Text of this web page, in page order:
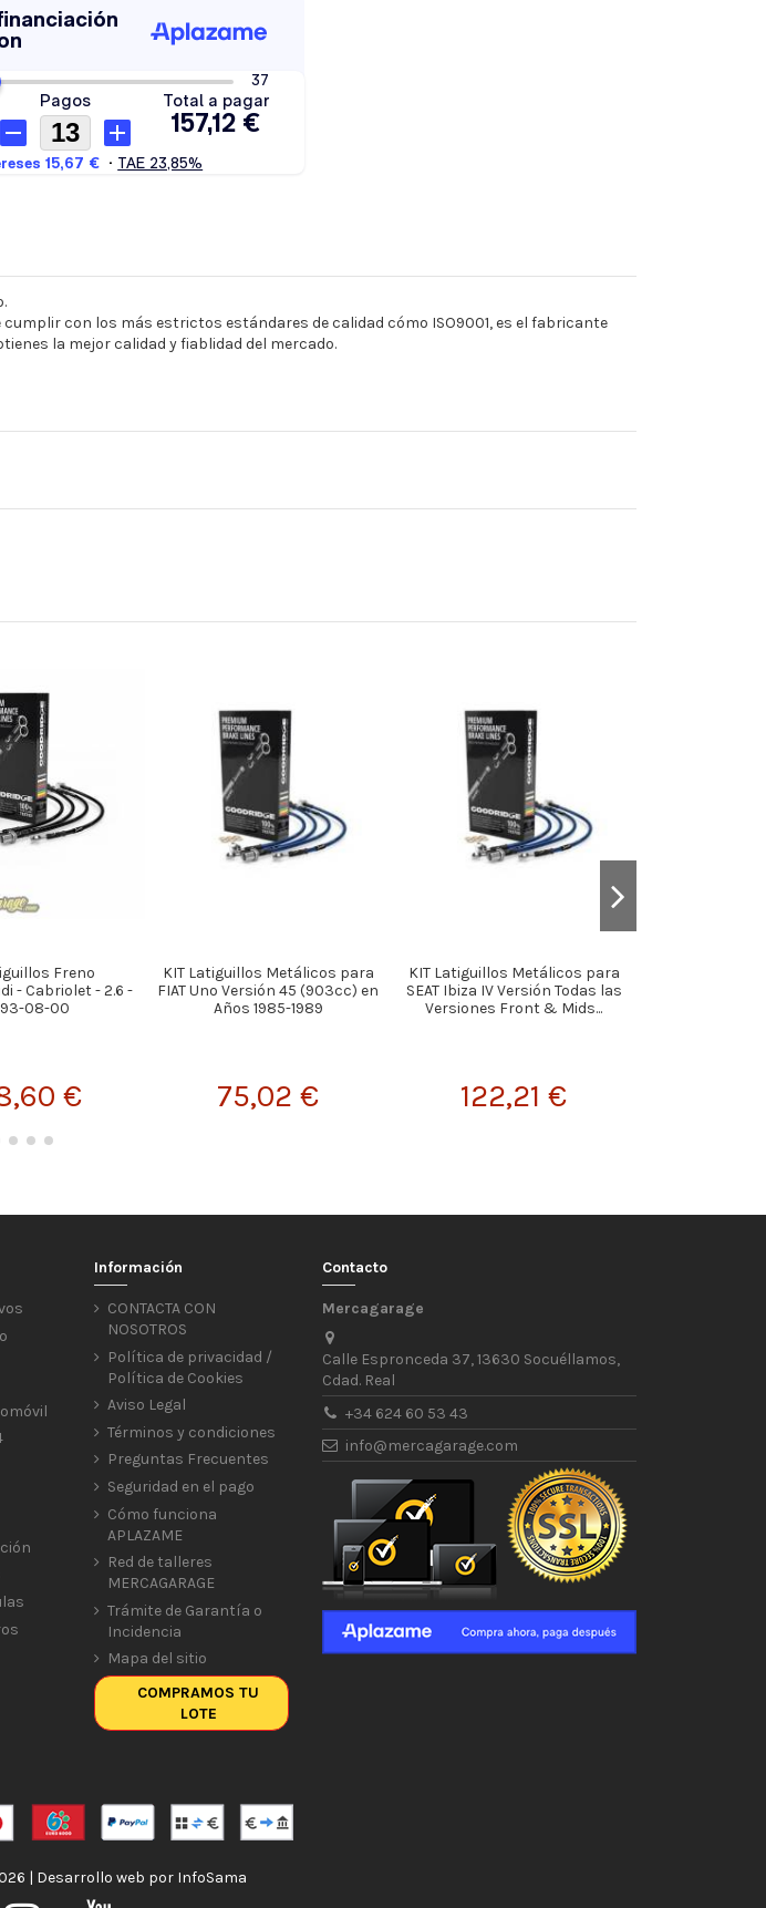
con los más estrictos estándares de calidad cómo ISO9001, es el fabricante
la mejor calidad y fiablidad del mercado.
Freno
- Cabriolet - 2.6 -
08-00
€
KIT Latiguillos Metálicos para
FIAT Uno Versión 45 (903cc) en
Años 1985-1989
75,02 €
KIT Latiguillos Metálicos para
SEAT Ibiza IV Versión Todas las
Versiones Front & Mids...
122,21 €
Información
CONTACTA CON
NOSOTROS
Política de privacidad /
Política de Cookies
Aviso Legal
Términos y condiciones
Preguntas Frecuentes
Seguridad en el pago
Cómo funciona
APLAZAME
Red de talleres
MERCAGARAGE
Trámite de Garantía o
Incidencia
Mapa del sitio
COMPRAMOS TU
LOTE
Contacto
Mercagarage
Calle Espronceda 37, 13630 Socuéllamos,
Cdad. Real
+34 624 60 53 43
info@mercagarage.com
| Desarrollo web por InfoSama